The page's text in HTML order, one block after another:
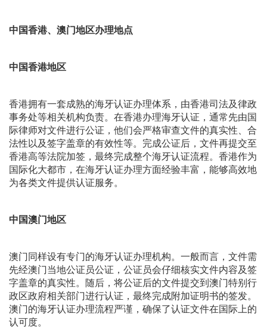
中国香港、澳门地区办理地点
中国香港地区
香港拥有一套成熟的海牙认证办理体系，由香港司法及律政
事务处等相关机构负责。在香港办理海牙认证，通常先由国
际律师对文件进行公证，他们会严格审查文件的真实性、合
法性以及签字盖章的有效性等。完成公证后，文件再提交至
香港高等法院加签，最终完成整个海牙认证流程。香港作为
国际化大都市，在海牙认证办理方面经验丰富，能够高效地
为各类文件提供认证服务。
中国澳门地区
澳门同样设有专门的海牙认证办理机构。一般而言，文件需
先经澳门当地公证员公证，公证员会仔细核实文件内容及签
字盖章的真实性。随后，将公证后的文件提交到澳门特别行
政区政府相关部门进行认证，最终完成附加证明书的签发。
澳门的海牙认证办理流程严谨，确保了认证文件在国际上的
认可度。